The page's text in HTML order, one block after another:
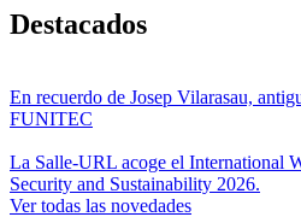
Destacados
En recuerdo de Josep Vilarasau,
FUNITEC
La Salle-URL acoge el International
Security and Sustainability 2026.
Ver todas las novedades